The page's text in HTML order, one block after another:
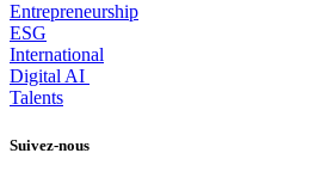
Entrepreneurship
ESG
International
Digital AI
Talents
Suivez-nous